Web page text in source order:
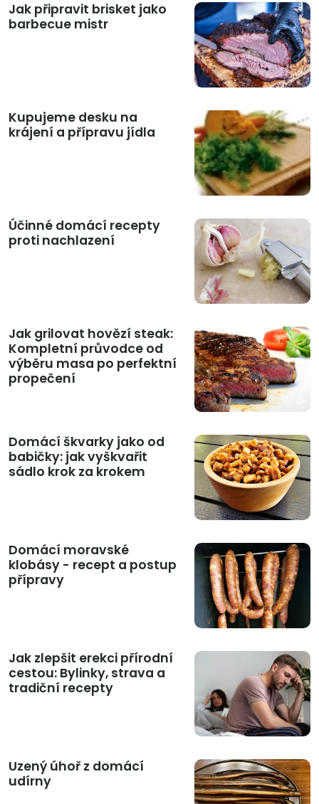
Jak připravit brisket jako
barbecue mistr
Kupujeme desku na
krájení a přípravu jídla
Účinné domácí recepty
proti nachlazení
Jak grilovat hovězí steak:
Kompletní průvodce od
výběru masa po perfektní
propečení
Domácí škvarky jako od
babičky: jak vyškvařit
sádlo krok za krokem
Domácí moravské
klobásy - recept a postup
přípravy
Jak zlepšit erekci přírodní
cestou: Bylinky, strava a
tradiční recepty
Uzený úhoř z domácí
udírny